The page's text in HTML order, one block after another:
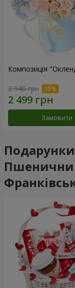
Композиція
2 940 грн
Замовити
Подарунки